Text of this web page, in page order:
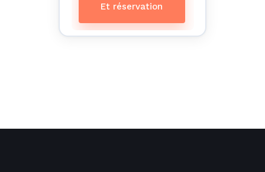
Et réservation